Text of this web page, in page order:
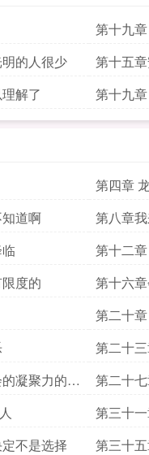
第十九
的人很少
第十五
解了 第十九
第四章
道啊
第八章
第十二
然力量
度的
第十六
第二十
第二十
凝聚力的核
第二十
第三十
不是选择
第三十